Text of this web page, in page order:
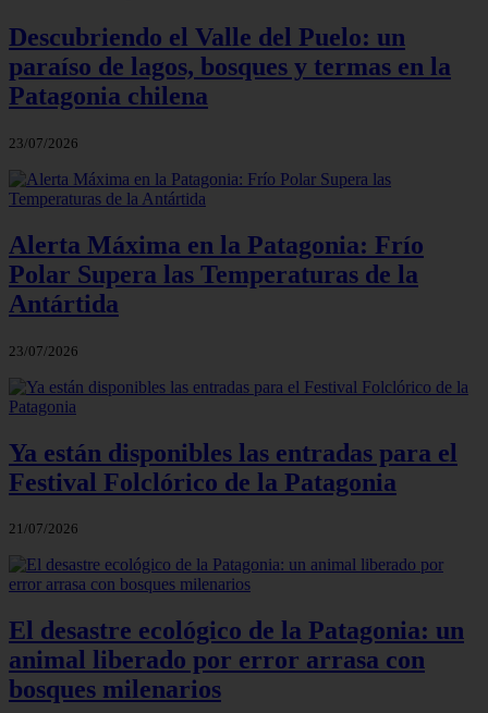
Descubriendo el Valle del Puelo: un
paraíso de lagos, bosques y termas en la
Patagonia chilena
23/07/2026
Alerta Máxima en la Patagonia: Frío
Polar Supera las Temperaturas de la
Antártida
23/07/2026
Ya están disponibles las entradas para el
Festival Folclórico de la Patagonia
21/07/2026
El desastre ecológico de la Patagonia: un
animal liberado por error arrasa con
bosques milenarios